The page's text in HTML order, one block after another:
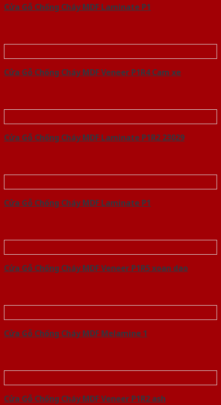
Cửa Gỗ Chống Cháy MDF Laminate P1
Cửa Gỗ Chống Cháy MDF Veneer P1R4 Cam xe
Cửa Gỗ Chống Cháy MDF Laminate P1R2 23029
Cửa Gỗ Chống Cháy MDF Laminate P1
Cửa Gỗ Chống Cháy MDF Veneer P1R5 xoan dao
Cửa Gỗ Chống Cháy MDF Melamine 1
Cửa Gỗ Chống Cháy MDF Veneer P1R2 ash